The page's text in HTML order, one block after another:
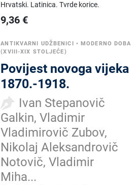
Hrvatski. Latinica.Tvrde korice.
9,36 €
ANTIKVARNI UDŽBENICI • MODERNO DOBA
(XVIII-XIX STOLJEĆE)
Povijest novoga vijeka
1870.-1918.
Ivan Stepanovič
Galkin, Vladimir
Vladimirovič Zubov,
Nikolaj Aleksandrovič
Notovič, Vladimir
Miha...